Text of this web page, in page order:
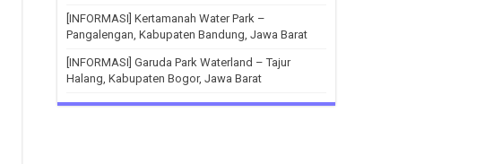
[INFORMASI] Kertamanah Water Park –
Pangalengan, Kabupaten Bandung, Jawa Barat
[INFORMASI] Garuda Park Waterland – Tajur
Halang, Kabupaten Bogor, Jawa Barat